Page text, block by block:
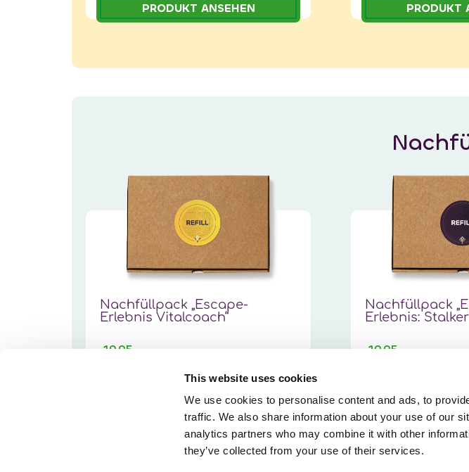
This website uses cookies
We use cookies to personalise content and ads, to
traffic. We also share information about your use of our
analytics partners who may combine it with other
they’ve collected from your use of their services.
PRODUKT ANSEHEN PRODUKT
Nachfüllpack „Escape-
Erlebnis Vitalcoach“
19,95
Nachfüllpack
Erlebnis:
19,95